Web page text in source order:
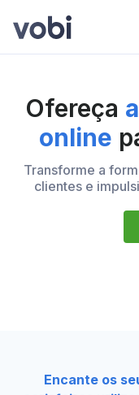
Ofereça
online
Transforme a
clientes e
Encante os